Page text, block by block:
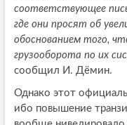
соответствующее
где они просят об
обоснованием того,
грузооборота по их
сообщил И. Дёмин.
Однако этот
ибо повышение